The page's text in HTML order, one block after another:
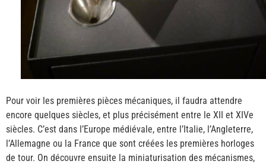
Pour voir les premières pièces mécaniques, il faudra attendre
encore quelques siècles, et plus précisément entre le XII et XIVe
siècles. C’est dans l’Europe médiévale, entre l’Italie, l’Angleterre,
l’Allemagne ou la France que sont créées les premières horloges
de tour. On découvre ensuite la miniaturisation des mécanismes,